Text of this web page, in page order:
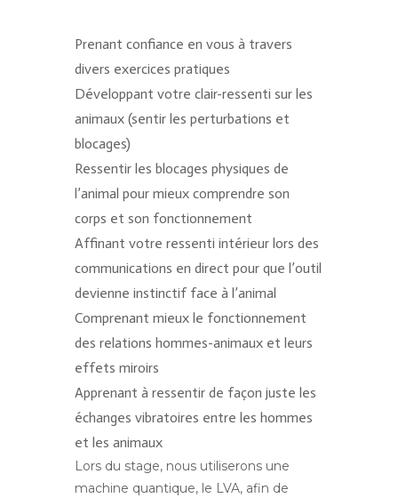
Prenant confiance en vous à travers
divers exercices pratiques
Développant votre clair-ressenti sur les
animaux (sentir les perturbations et
blocages)
Ressentir les blocages physiques de
l’animal pour mieux comprendre son
corps et son fonctionnement
Affinant votre ressenti intérieur lors des
communications en direct pour que l’outil
devienne instinctif face à l’animal
Comprenant mieux le fonctionnement
des relations hommes-animaux et leurs
effets miroirs
Apprenant à ressentir de façon juste les
échanges vibratoires entre les hommes
et les animaux
Lors du stage, nous utiliserons une
machine quantique, le LVA, afin de